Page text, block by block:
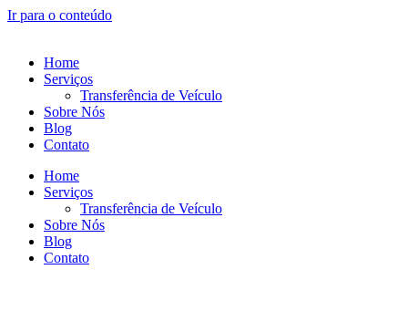
Ir para o conteúdo
Home
Serviços
Transferência de Veículo
Sobre Nós
Blog
Contato
Home
Serviços
Transferência de Veículo
Sobre Nós
Blog
Contato